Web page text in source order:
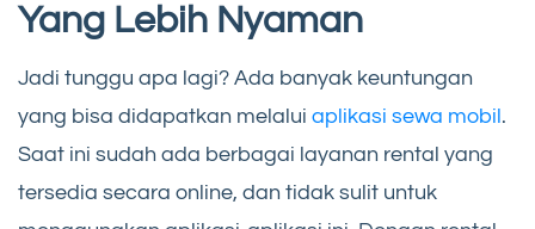
Yang Lebih Nyaman
Jadi tunggu apa lagi? Ada banyak keuntungan
yang bisa didapatkan melalui aplikasi sewa mobil .
Saat ini sudah ada berbagai layanan rental yang
tersedia secara online, dan tidak sulit untuk